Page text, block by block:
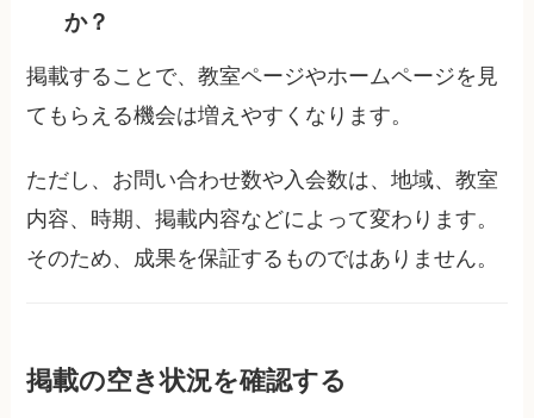
か？
掲載することで、教室ページやホームページを見
てもらえる機会は増えやすくなります。
ただし、お問い合わせ数や入会数は、地域、教室
内容、時期、掲載内容などによって変わります。
そのため、成果を保証するものではありません。
掲載の空き状況を確認する